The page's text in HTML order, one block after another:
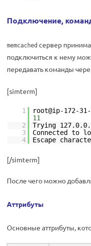
Подключение,
memcached сервер
подключиться к нему
передавать команды
[simterm]
1 root@ip-172-
11
2
Trying
3
Connected to
4
Escape
[/simterm]
После чего можно
Аттрибуты
Основные аттрибуты,